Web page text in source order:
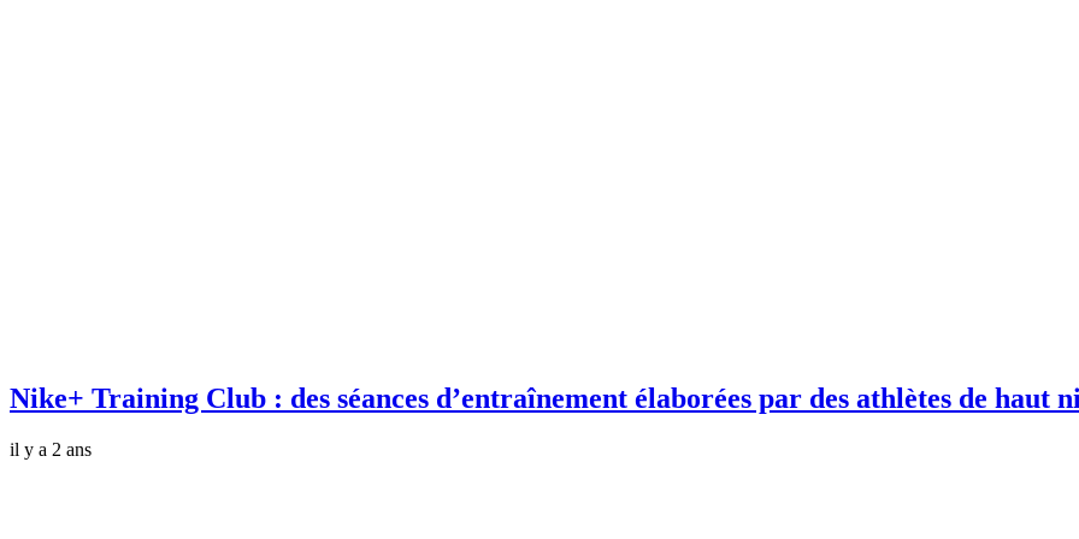
Nike+ Training Club : des séances d’entraînement élaborées par des athlètes de haut
il y a 2 ans